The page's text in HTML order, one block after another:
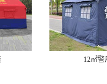
12㎡